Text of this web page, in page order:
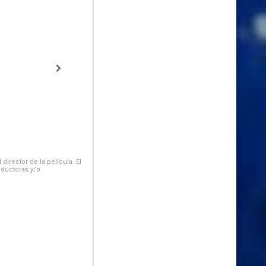
de la película. El
y/o